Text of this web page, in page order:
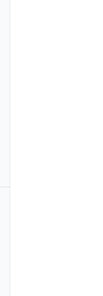
انواع فن های